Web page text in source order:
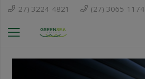
27) 3224-4821 (27) 3065-1174